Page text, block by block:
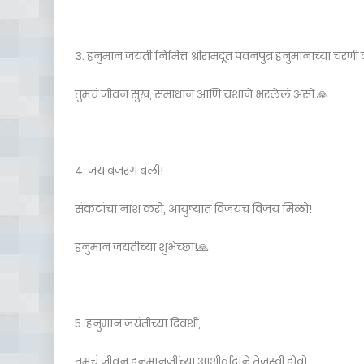
3. हनुमान जयंती निमित्त श्रीरामदूत पवनपुत्र हनुमानाच्या
तुमचं जीवन सुख, समाधान आणि यशाने भरलेलं असो.🙏
4. जय बजरंग बली!
संकटांचा नाश करो, आयुष्यात विजयच विजय मिळो!
हनुमान जयंतीच्या शुभेच्छा!🙏
5. हनुमान जयंतीच्या दिवशी,